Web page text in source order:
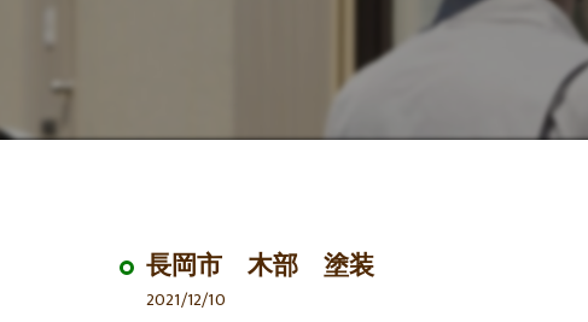
長岡市 木部 塗装
2021/12/10